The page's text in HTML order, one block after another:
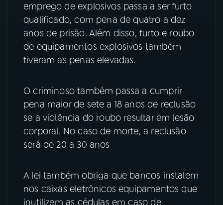
emprego de explosivos passa a ser furto
qualificado, com pena de quatro a dez
anos de prisão. Além disso, furto e roubo
de equipamentos explosivos também
tiveram as penas elevadas.
O criminoso também passa a cumprir
pena maior de sete a 18 anos de reclusão
se a violência do roubo resultar em lesão
corporal. No caso de morte, a reclusão
será de 20 a 30 anos
A lei também obriga que bancos instalem
nos caixas eletrônicos equipamentos que
inutilizem as cédulas em caso de